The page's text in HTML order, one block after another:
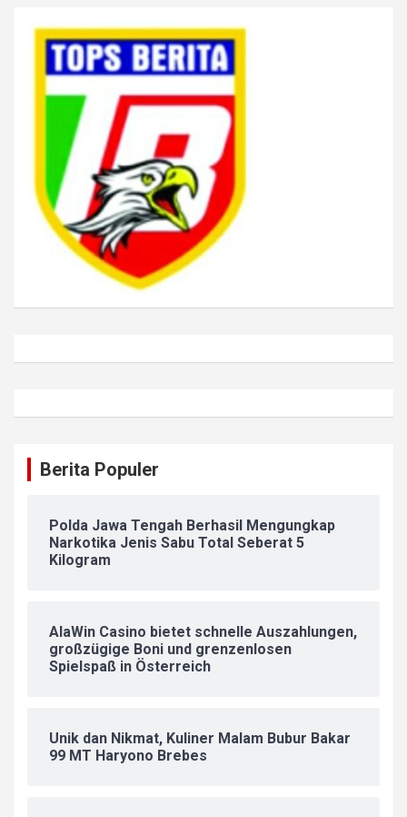
Berita Populer
Polda Jawa Tengah Berhasil Mengungkap
Narkotika Jenis Sabu Total Seberat 5
Kilogram
AlaWin Casino bietet schnelle Auszahlungen,
großzügige Boni und grenzenlosen
Spielspaß in Österreich
Unik dan Nikmat, Kuliner Malam Bubur Bakar
99 MT Haryono Brebes